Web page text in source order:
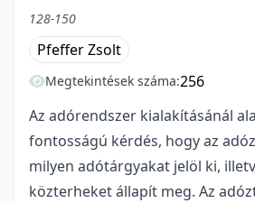
128-150
Pfeffer Zsolt
Megtekintések száma:256
Az adórendszer kialakításánál
fontosságú kérdés, hogy az
milyen adótárgyakat jelöl ki,
közterheket állapít meg. Az